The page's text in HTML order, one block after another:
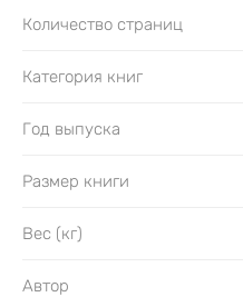
Количество страниц
Категория книг
Год выпуска
Размер книги
Вес (кг)
Автор